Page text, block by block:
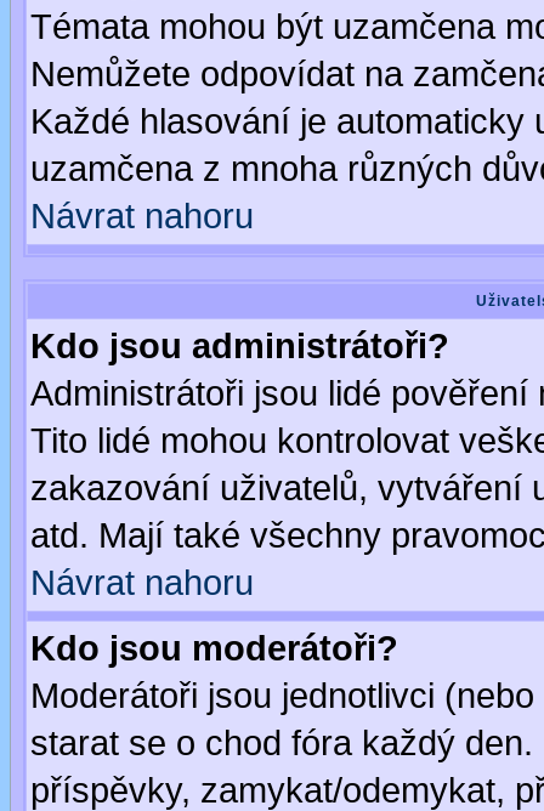
Témata mohou být uzamčena
Nemůžete odpovídat na
Každé hlasování je automaticky
uzamčena z mnoha různých
Návrat nahoru
Kdo jsou administrátoři?
Administrátoři jsou lidé
Tito lidé mohou kontrolovat
zakazování uživatelů, vytváření
atd. Mají také všechny
Návrat nahoru
Kdo jsou moderátoři?
Moderátoři jsou jednotlivci
starat se o chod fóra každý
příspěvky, zamykat/odemykat,